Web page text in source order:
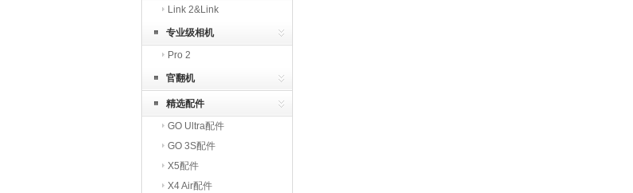
Link 2&Link
专业级相机
Pro 2
官翻机
精选配件
GO Ultra配件
GO 3S配件
X5配件
X4 Air配件